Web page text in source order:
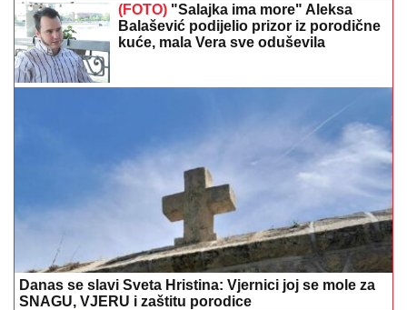
(FOTO) "Salajka ima more" Aleksa
Balašević podijelio prizor iz porodične
kuće, mala Vera sve oduševila
Danas se slavi Sveta Hristina: Vjernici joj se mole za
SNAGU, VJERU i zaštitu porodice